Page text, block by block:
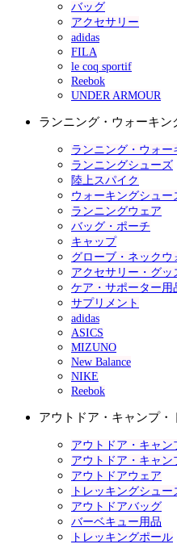
バッグ
アクセサリー
adidas
FILA
le coq sportif
Reebok
UNDER ARMOUR
ランニング・ウォーキン
ランニング・ウォ
ランニングシューズ
陸上スパイク
ウォーキングシュー
ランニングウェア
バッグ・ポーチ
キャップ
グローブ・ネックウ
アクセサリー・グッ
ケア・サポーター用
サプリメント
adidas
ASICS
MIZUNO
New Balance
NIKE
Reebok
アウトドア・キャンプ・
アウトドア・キャ
アウトドア・キャン
アウトドアウェア
トレッキングシュー
アウトドアバッグ
バーベキュー用品
トレッキングポール